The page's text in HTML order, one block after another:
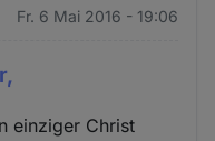
Fr. 6 Mai 2016 - 19:06
einziger Christ